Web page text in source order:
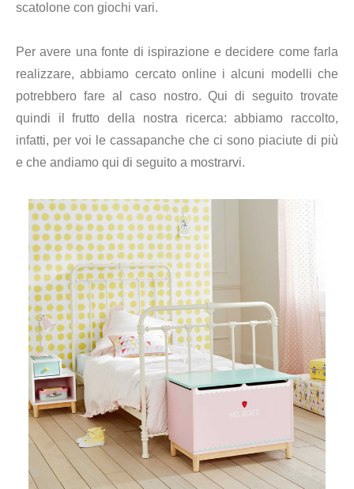
scatolone con giochi vari.
Per avere una fonte di ispirazione e decidere come farla
realizzare, abbiamo cercato online i alcuni modelli che
potrebbero fare al caso nostro. Qui di seguito trovate
quindi il frutto della nostra ricerca: abbiamo raccolto,
infatti, per voi le cassapanche che ci sono piaciute di più
e che andiamo qui di seguito a mostrarvi.